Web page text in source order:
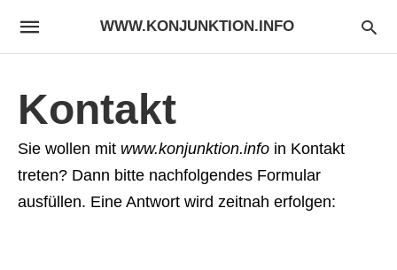
WWW.KONJUNKTION.INFO
Kontakt
Sie wollen mit www.konjunktion.info in Kontakt
treten? Dann bitte nachfolgendes Formular
ausfüllen. Eine Antwort wird zeitnah erfolgen: